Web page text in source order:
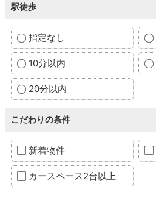
駅徒歩
指定なし
10分以内
20分以内
こだわりの条件
新着物件
カースペース2台以上